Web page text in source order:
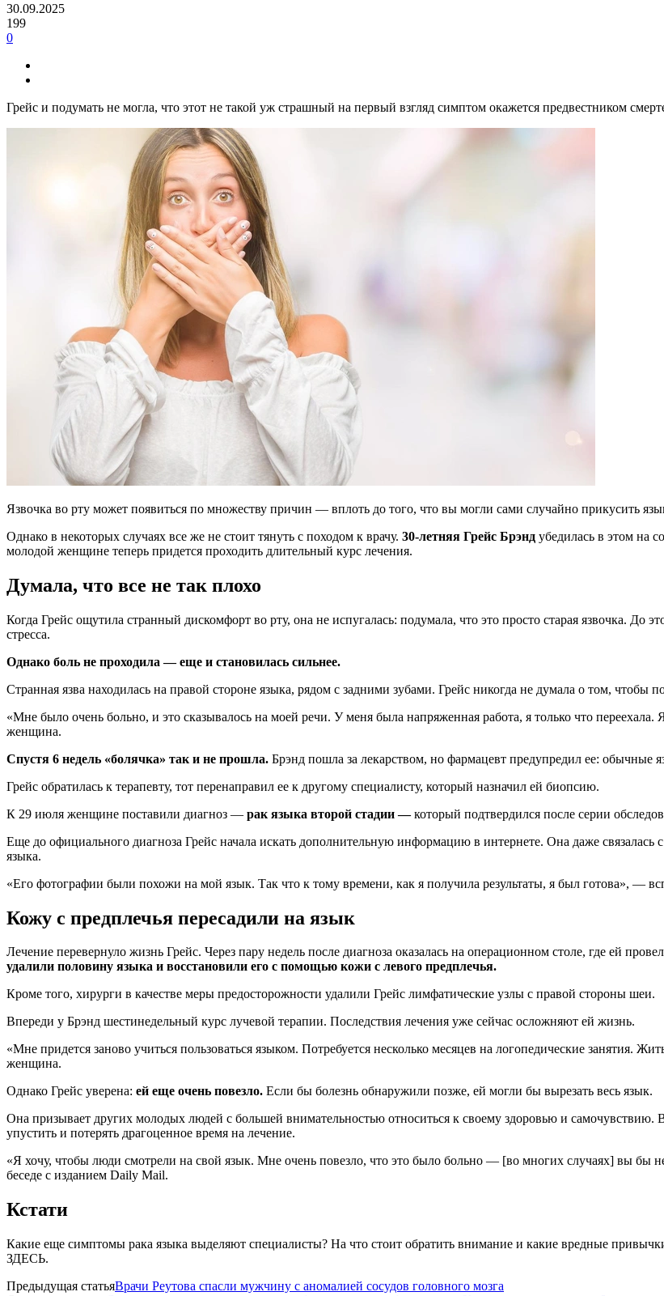
30.09.2025
199
0
Грейс и подумать не могла, что этот не такой уж страшный на первый взгляд симптом окажется предвестником
Язвочка во рту может появиться по множеству причин — вплоть до того, что вы могли сами случайно прикусить
Однако в некоторых случаях все же не стоит тянуть с походом к врачу. 30-летняя Грейс Брэнд убедилась в этом на
молодой женщине теперь придется проходить длительный курс лечения.
Думала, что все не так плохо
Когда Грейс ощутила странный дискомфорт во рту, она не испугалась: подумала, что это просто старая язвочка. До
стресса.
Однако боль не проходила — еще и становилась сильнее.
Странная язва находилась на правой стороне языка, рядом с задними зубами. Грейс никогда не думала о том, чтобы
«Мне было очень больно, и это сказывалось на моей речи. У меня была напряженная работа, я только что
женщина.
Спустя 6 недель «болячка» так и не прошла. Брэнд пошла за лекарством, но фармацевт предупредил ее: обычные
Грейс обратилась к терапевту, тот перенаправил ее к другому специалисту, который назначил ей биопсию.
К 29 июля женщине поставили диагноз — рак языка второй стадии —который подтвердился после серии
Еще до официального диагноза Грейс начала искать дополнительную информацию в интернете. Она даже
языка.
«Его фотографии были похожи на мой язык. Так что к тому времени, как я получила результаты, я был готова», —
Кожу с предплечья пересадили на язык
Лечение перевернуло жизнь Грейс. Через пару недель после диагноза оказалась на операционном столе, где ей
удалили половину языка и восстановили его с помощью кожи с левого предплечья.
Кроме того, хирурги в качестве меры предосторожности удалили Грейс лимфатические узлы с правой стороны шеи.
Впереди у Брэнд шестинедельный курс лучевой терапии. Последствия лечения уже сейчас осложняют ей жизнь.
«Мне придется заново учиться пользоваться языком. Потребуется несколько месяцев на логопедические занятия.
женщина.
Однако Грейс уверена: ей еще очень повезло. Если бы болезнь обнаружили позже, ей могли бы вырезать весь язык.
Она призывает других молодых людей с большей внимательностью относиться к своему здоровью и самочувствию.
упустить и потерять драгоценное время на лечение.
«Я хочу, чтобы люди смотрели на свой язык. Мне очень повезло, что это было больно — [во многих случаях] вы бы
беседе с изданием Daily Mail.
Кстати
Какие еще симптомы рака языка выделяют специалисты? На что стоит обратить внимание и какие вредные
ЗДЕСЬ.
Предыдущая статьяВрачи Реутова спасли мужчину с аномалией сосудов головного мозга